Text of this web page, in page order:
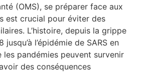
(OMS), se préparer face aux
est crucial pour éviter des
L’histoire, depuis la grippe
jusqu’à l’épidémie de SARS en
pandémies peuvent survenir
des conséquences